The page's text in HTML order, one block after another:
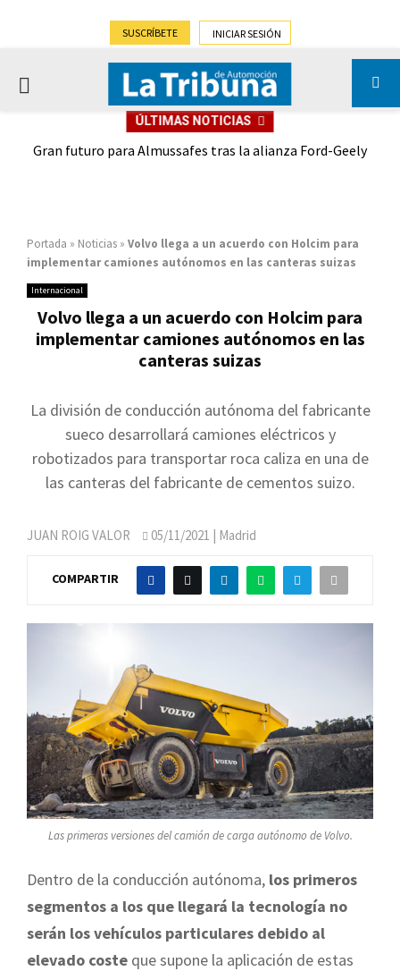
SUSCRÍBETE INICIAR SESIÓN
PRIMARY
ÚLTIMAS NOTICIAS
Gran futuro para Almussafes tras la alianza Ford-Geely
Portada » Noticias » Volvo llega a un acuerdo con Holcim para
implementar camiones autónomos en las canteras suizas
Internacional
Volvo llega a un acuerdo con Holcim para
implementar camiones autónomos en las
canteras suizas
La división de conducción autónoma del fabricante
sueco desarrollará camiones eléctricos y
robotizados para transportar roca caliza en una de
las canteras del fabricante de cementos suizo.
JUAN ROIG VALOR 05/11/2021 | Madrid
COMPARTIR
Las primeras versiones del camión de carga autónomo de Volvo.
Dentro de la conducción autónoma, los primeros
segmentos a los que llegará la tecnología no
serán los vehículos particulares debido al
elevado coste que supone la aplicación de estas